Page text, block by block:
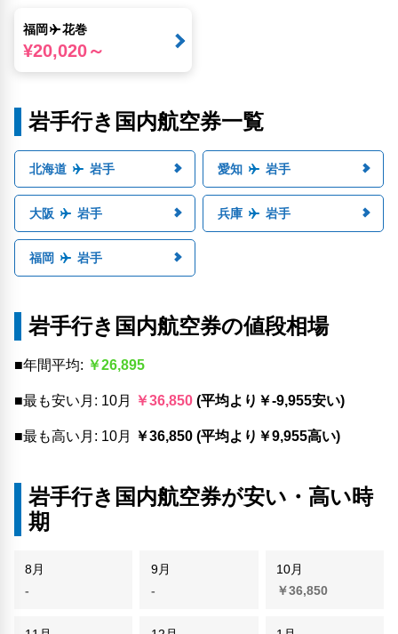
福岡 花巻
¥20,020～
岩手行き国内航空券一覧
北海道 岩手 愛知 岩手
大阪 岩手 兵庫 岩手
福岡 岩手
岩手行き国内航空券の値段相場
■年間平均: ￥26,895
■最も安い月: 10月 ￥36,850 (平均より￥-9,955安い)
■最も高い月: 10月 ￥36,850 (平均より￥9,955高い)
岩手行き国内航空券が安い・高い時
期
8月
-
9月
-
10月
￥36,850